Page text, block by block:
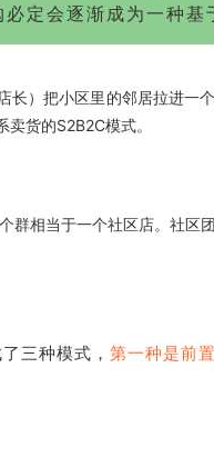
定会逐渐成为一种基
）把小区里的邻居拉进一
货的S2B2C模式。
相当于一个社区店。社区
三种模式， 第一种是前